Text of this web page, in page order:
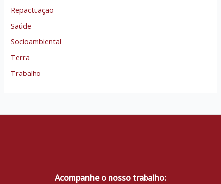
Repactuação
Saúde
Socioambiental
Terra
Trabalho
Acompanhe o nosso trabalho: